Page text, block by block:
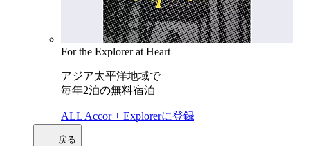
For the Explorer at Heart
アジア太平洋地域で
毎年2泊の無料宿泊
ALL Accor + Explorerに登録
戻る